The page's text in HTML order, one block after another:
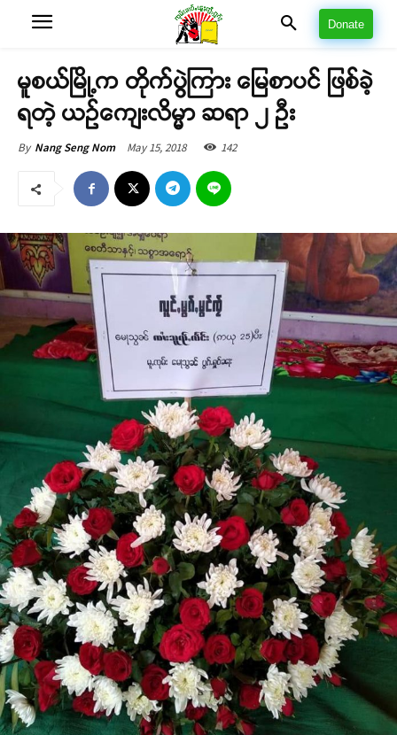
Donate
မူစယ်မြို့က တိုက်ပွဲကြား မြေစာပင် ဖြစ်ခဲ့
ရတဲ့ ယဉ်ကျေးလိမ္မာ ဆရာ ၂ ဦး
By Nang Seng Nom May 15, 2018 142